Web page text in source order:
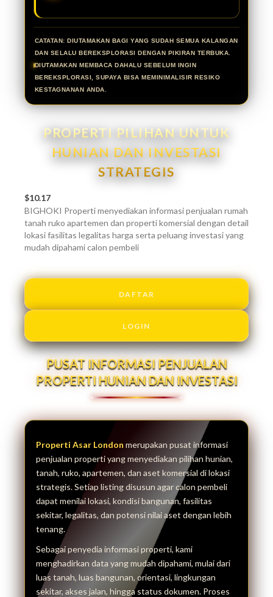
CATATAN: DIUTAMAKAN BAGI YANG SUDAH SEMUA KALANGAN
DAN SELALU BEREKSPLORASI DENGAN PIKIRAN TERBUKA.
DIUTAMAKAN MEMBACA DAHALU SEBELUM INGIN
BEREKSPLORASI, SUPAYA BISA MEMINIMALISIR RESIKO
KESTAGNANAN ANDA.
PROPERTI PILIHAN UNTUK
HUNIAN DAN INVESTASI
STRATEGIS
$10.17
BIGHOKI Properti menyediakan informasi penjualan rumah
tanah ruko apartemen dan properti komersial dengan detail
lokasi fasilitas legalitas harga serta peluang investasi yang
mudah dipahami calon pembeli
DAFTAR
LOGIN
PUSAT INFORMASI PENJUALAN
PROPERTI HUNIAN DAN INVESTASI
Properti Asar London merupakan pusat informasi
penjualan properti yang menyediakan pilihan hunian,
tanah, ruko, apartemen, dan aset komersial di lokasi
strategis. Setiap listing disusun agar calon pembeli
dapat menilai lokasi, kondisi bangunan, fasilitas
sekitar, legalitas, dan potensi nilai aset dengan lebih
tenang.
Sebagai penyedia informasi properti, kami
menghadirkan data yang mudah dipahami, mulai dari
luas tanah, luas bangunan, orientasi, lingkungan
sekitar, akses jalan, hingga status dokumen. Proses